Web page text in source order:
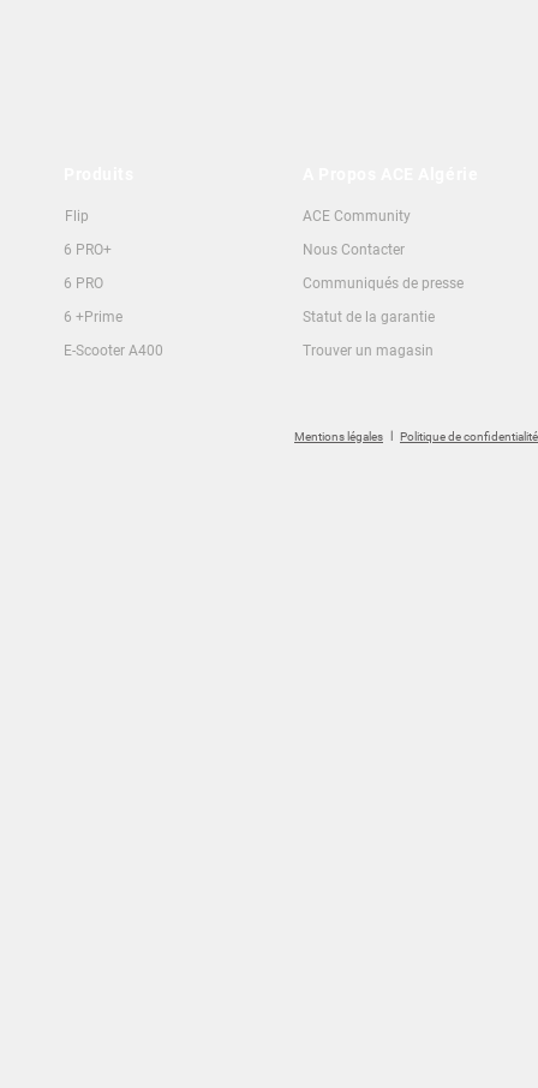
ACE Community
Nous Contacter
Communiqués de presse
Statut de la garantie
Trouver un magasin
Flip
6 PRO+
6 PRO
6 +Prime
E-Scooter A400
Mentions légales I Politique de